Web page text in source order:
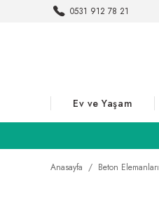
0531 912 78 21
Ev ve Yaşam
Anasayfa Beton Elemanları